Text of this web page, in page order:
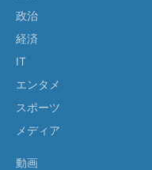
政治
経済
IT
エンタメ
スポーツ
メディア
動画